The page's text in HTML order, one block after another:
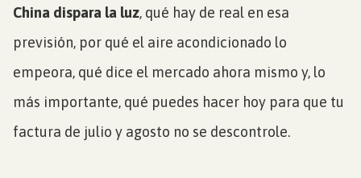
China dispara la luz, qué hay de real en esa
previsión, por qué el aire acondicionado lo
empeora, qué dice el mercado ahora mismo y, lo
más importante, qué puedes hacer hoy para que tu
factura de julio y agosto no se descontrole.